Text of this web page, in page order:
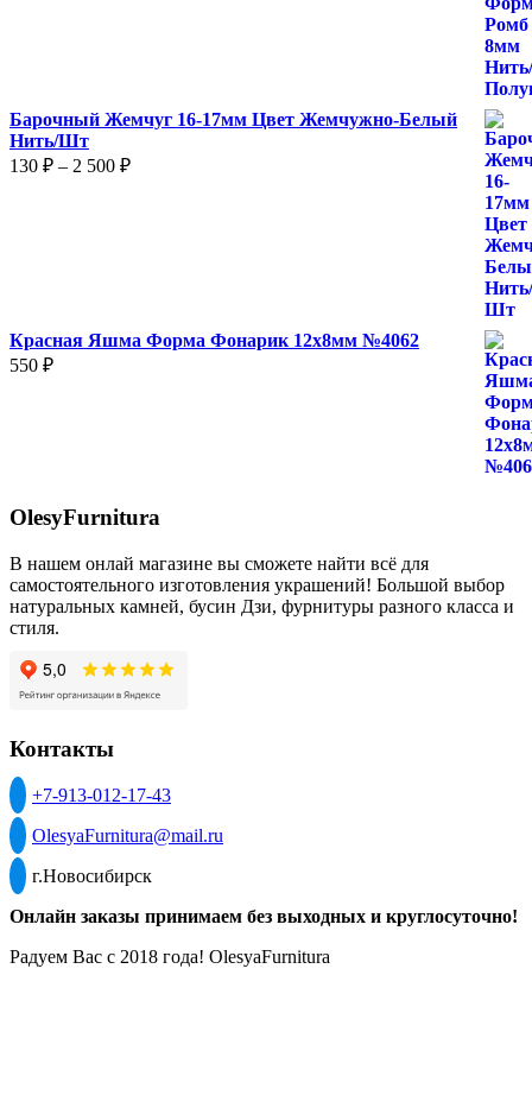
Барочный Жемчуг 16-17мм Цвет Жемчужно-Белый
Нить/Шт
130 ₽ – 2 500 ₽Диапазон
Красная Яшма Форма Фонарик 12x8мм №4062
550 ₽
OlesyFurnitura
В нашем онлай магазине вы сможете найти всё для
самостоятельного изготовления украшений! Большой выбор
натуральных камней, бусин Дзи, фурнитуры разного класса и
стиля.
Контакты
+7-913-012-17-43
OlesyaFurnitura@mail.ru
г.Новосибирск
Онлайн заказы принимаем без выходных и круглосуточно!
Радуем Вас с 2018 года! OlesyaFurnitura